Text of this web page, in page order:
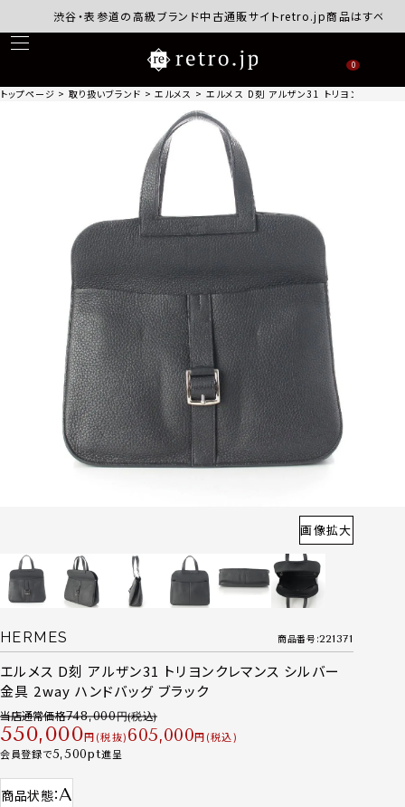
渋谷・表参道の高級ブランド中古通販サイトretro.jp商品はすべて正規
0
トップページ 取り扱いブランド エルメス エルメス D刻 アルザン31 トリヨンクレマ
画像拡大
HERMES 商品番号 221371
エルメス D刻 アルザン31 トリヨンクレマンス シルバー
金具 2way ハンドバッグ ブラック
当店通常価格748,000
550,000 税抜 605,000
税込
会員登録で5,500 進呈
商品状態 A